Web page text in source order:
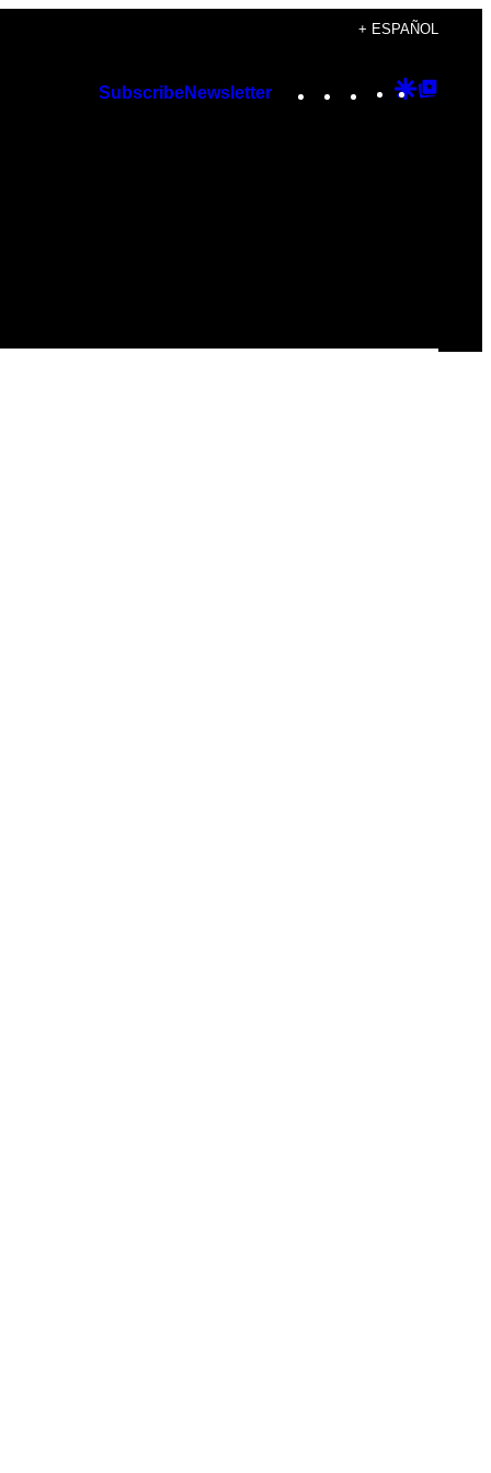
+ ESPAÑOL
SubscribeNewsletter Instagram
TikTok
YouTube
Google